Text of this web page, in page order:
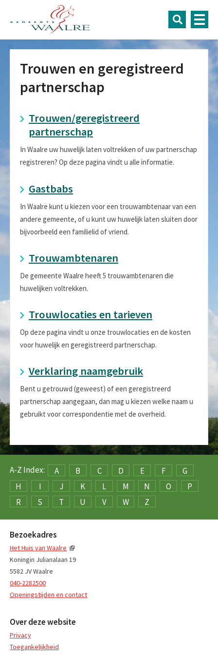
Trouwen en geregistreerd
partnerschap
Trouwen/geregistreerd
partnerschap
In Waalre uw huwelijk laten voltrekken of uw partnerschap
registreren? Op deze pagina vindt u alle informatie.
Gastbabs
In Waalre kunt u kiezen voor een trouwambtenaar van een
andere gemeente, of u kunt uw huwelijk laten sluiten door
bijvoorbeeld een familielid of vriend.
Trouwambtenaren
De gemeente Waalre heeft 5 trouwambtenaren die
huwelijken voltrekken.
Trouwlocaties en tarieven
Op deze pagina vindt u onze trouwlocaties en de kosten
voor huwelijk en geregistreerd partnerschap.
Verklaring naamgebruik
Bent u getrouwd (geweest) of een geregistreerd
partnerschap aangegaan, dan mag u kiezen welke naam u
gebruikt voor correspondentie met de overheid.
A-Z Index: A B C D E F
G
H
I J K L M N O
P
R
S T U V W Z
Bezoekadres
Het Huis van Waalre
Koningin Julianalaan 19
5582 JV Waalre
040-2282500
Openingstijden en contact
Over deze website
Privacy
Toegankelijkheid